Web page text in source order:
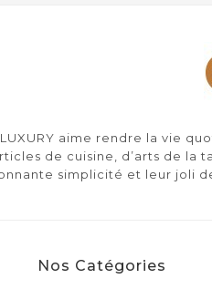
LUXURY aime rendre la vie
de cuisine, d’arts de la
simplicité et leur joli
Nos Catégories